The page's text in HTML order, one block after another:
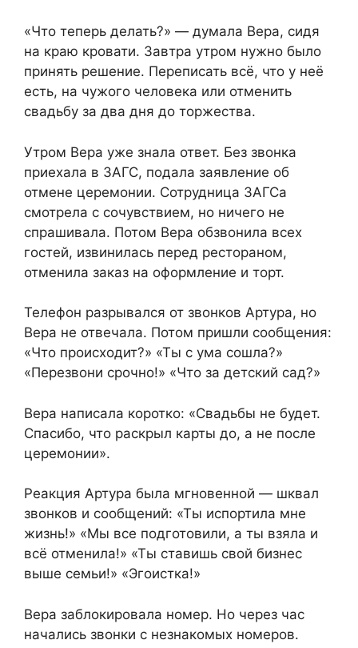
«Что теперь делать?» — думала Вера, сидя
на краю кровати. Завтра утром нужно было
принять решение. Переписать всё, что у неё
есть, на чужого человека или отменить
свадьбу за два дня до торжества.
Утром Вера уже знала ответ. Без звонка
приехала в ЗАГС, подала заявление об
отмене церемонии. Сотрудница ЗАГСа
смотрела с сочувствием, но ничего не
спрашивала. Потом Вера обзвонила всех
гостей, извинилась перед рестораном,
отменила заказ на оформление и торт.
Телефон разрывался от звонков Артура, но
Вера не отвечала. Потом пришли сообщения:
«Что происходит?» «Ты с ума сошла?»
«Перезвони срочно!» «Что за детский сад?»
Вера написала коротко: «Свадьбы не будет.
Спасибо, что раскрыл карты до, а не после
церемонии».
Реакция Артура была мгновенной — шквал
звонков и сообщений: «Ты испортила мне
жизнь!» «Мы все подготовили, а ты взяла и
всё отменила!» «Ты ставишь свой бизнес
выше семьи!» «Эгоистка!»
Вера заблокировала номер. Но через час
начались звонки с незнакомых номеров.